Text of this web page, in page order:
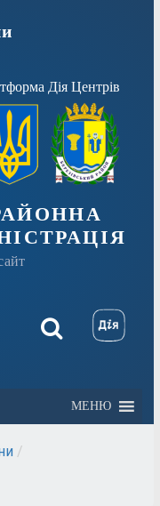
Дія Центрів
МЕНЮ
/